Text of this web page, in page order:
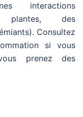
interactions
plantes, des
Consultez
si vous
prenez des